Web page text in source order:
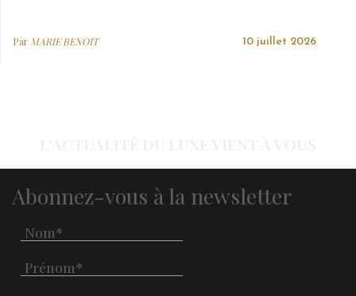
ParMARIE BENOIT 10 juillet 2026
Abonnez-vous à la newsletter